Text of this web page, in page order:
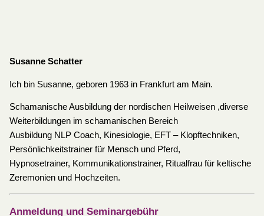
Susanne Schatter
Ich bin Susanne, geboren 1963 in Frankfurt am Main.
Schamanische Ausbildung der nordischen Heilweisen ,diverse
Weiterbildungen im schamanischen Bereich
Ausbildung NLP Coach, Kinesiologie, EFT – Klopftechniken,
Persönlichkeitstrainer für Mensch und Pferd,
Hypnosetrainer, Kommunikationstrainer, Ritualfrau für keltische
Zeremonien und Hochzeiten.
Anmeldung und Seminargebühr